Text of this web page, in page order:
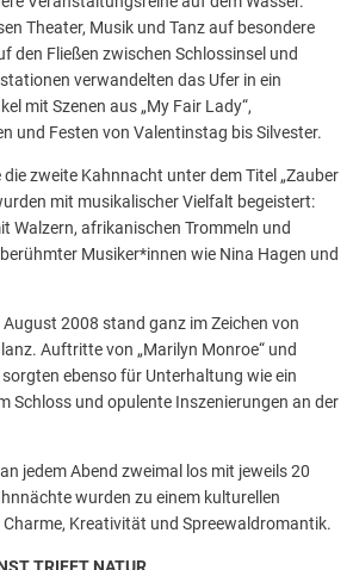
Theater, Musik und Tanz auf besondere
den Fließen zwischen Schlossinsel und
verwandelten das Ufer in ein
mit Szenen aus „My Fair Lady“,
und Festen von Valentinstag bis Silvester.
zweite Kahnnacht unter dem Titel „Zauber
mit musikalischer Vielfalt begeistert:
Walzern, afrikanischen Trommeln und
Musiker*innen wie Nina Hagen und
2008 stand ganz im Zeichen von
Auftritte von „Marilyn Monroe“ und
ebenso für Unterhaltung wie ein
Schloss und opulente Inszenierungen an der
jedem Abend zweimal los mit jeweils 20
wurden zu einem kulturellen
Kreativität und Spreewaldromantik.
TRIFFT NATUR